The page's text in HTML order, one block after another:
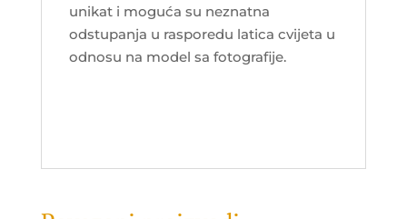
unikat i moguća su neznatna
odstupanja u rasporedu latica cvijeta u
odnosu na model sa fotografije.